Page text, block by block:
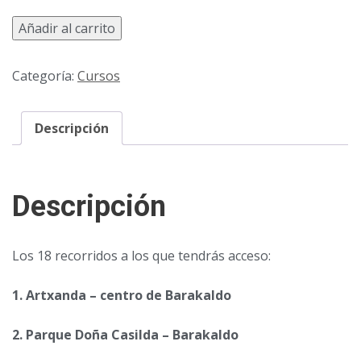
Recorridos de examen - 3 meses cantidad
Añadir al carrito
Categoría: Cursos
Descripción
Descripción
Los 18 recorridos a los que tendrás acceso:
1. Artxanda – centro de Barakaldo
2. Parque Doña Casilda – Barakaldo